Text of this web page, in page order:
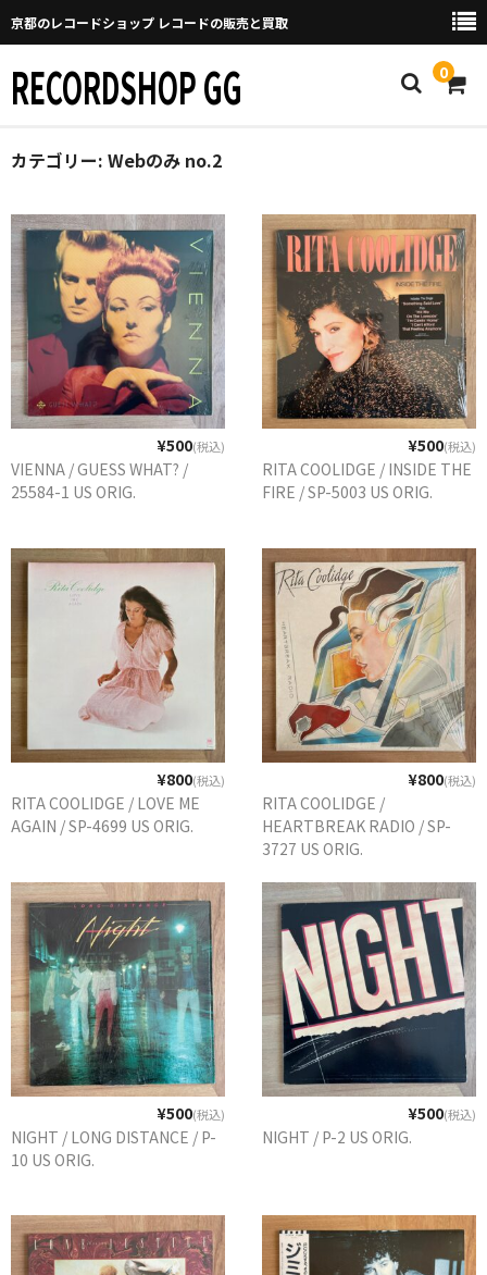
京都のレコードショップ レコードの販売と買取
RECORDSHOP GG 0
Home
GGについて
買取について
取り置きなどについて
Categories
New Arrivals
新譜
全商品
BLUE NOTE
JAZZ-EU
JAZZ-JP
JAZZ-VOCAL
J-POP
ROCK
FOLK,SSW
WORLD
その他
7INC
レア盤（1万円以上）
Webのみ no.1
Webのみ no.3
カテゴリー: Webのみ no.2
¥500(税込)
VIENNA / GUESS WHAT? /
25584-1 US ORIG.
¥500(税込)
RITA COOLIDGE / INSIDE THE
FIRE / SP-5003 US ORIG.
¥800(税込)
RITA COOLIDGE / LOVE ME
AGAIN / SP-4699 US ORIG.
¥800(税込)
RITA COOLIDGE /
HEARTBREAK RADIO / SP-
3727 US ORIG.
¥500(税込)
NIGHT / LONG DISTANCE / P-
10 US ORIG.
¥500(税込)
NIGHT / P-2 US ORIG.